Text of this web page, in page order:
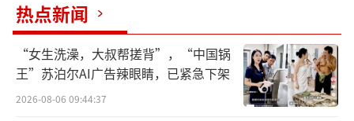
年，前美国总统、共和党籍候选人特朗普凭借3
12张选举人票，再度入主白宫。
特朗普在1968年大学毕业后，进入其父创
建的房地产公司任职，从事房地产开发。
热点新闻
“女生洗澡，大叔帮搓背”，“中国锅
王”苏泊尔AI广告辣眼睛，已紧急下架
2026-08-06 09:44:37